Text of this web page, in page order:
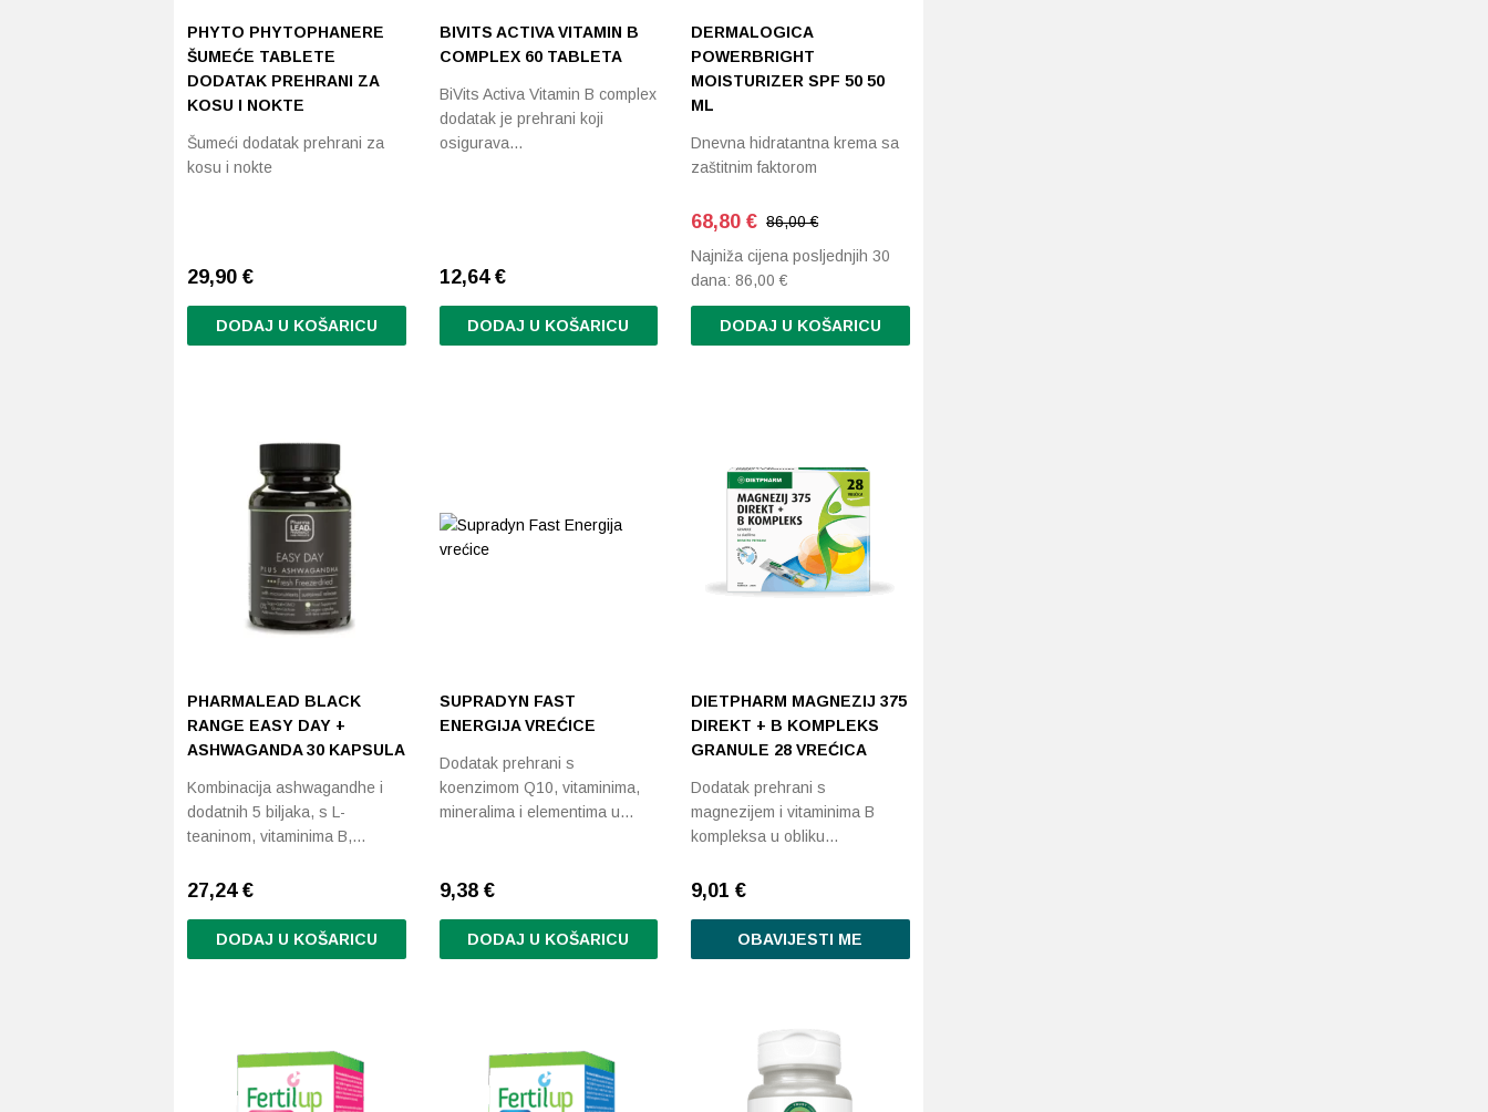
PHYTO PHYTOPHANERE
ŠUMEĆE TABLETE
DODATAK PREHRANI ZA
KOSU I NOKTE
Šumeći dodatak prehrani za
kosu i nokte
29,90 €
DODAJ U KOŠARICU
BIVITS ACTIVA VITAMIN B
COMPLEX 60 TABLETA
BiVits Activa Vitamin B complex
dodatak je prehrani koji
osigurava…
12,64 €
DODAJ U KOŠARICU
DERMALOGICA
POWERBRIGHT
MOISTURIZER SPF 50 50
ML
Dnevna hidratantna krema sa
zaštitnim faktorom
68,80€ 86,00 €
Najniža cijena posljednjih 30
dana:86,00€
DODAJ U KOŠARICU
PHARMALEAD BLACK
RANGE EASY DAY +
ASHWAGANDA 30 KAPSULA
Kombinacija ashwagandhe i
dodatnih 5 biljaka, s L-
teaninom, vitaminima B,…
27,24 €
DODAJ U KOŠARICU
SUPRADYN FAST
ENERGIJA VREĆICE
Dodatak prehrani s
koenzimom Q10, vitaminima,
mineralima i elementima u…
9,38 €
DODAJ U KOŠARICU
DIETPHARM MAGNEZIJ 375
DIREKT + B KOMPLEKS
GRANULE 28 VREĆICA
Dodatak prehrani s
magnezijem i vitaminima B
kompleksa u obliku…
9,01€
OBAVIJESTI ME